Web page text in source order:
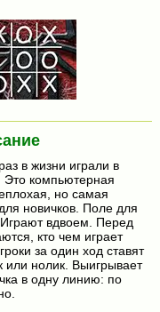
в жизни играли в
Это компьютерная
но самая
новичков. Поле для
вдвоем. Перед
кто чем играет
за один ход ставят
или нолик. Выигрывает
в одну линию: по